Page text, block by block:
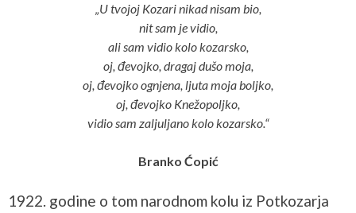
„U tvojoj Kozari nikad nisam bio,
nit sam je vidio,
ali sam vidio kolo kozarsko,
oj, đevojko, dragaj dušo moja,
oj, đevojko ognjena, ljuta moja boljko,
oj, đevojko Knežopoljko,
vidio sam zaljuljano kolo kozarsko.“
Branko Ćopić
1922. godine o tom narodnom kolu iz Potkozarja